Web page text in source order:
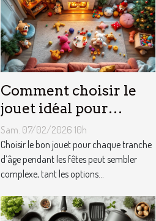
Comment choisir le
jouet idéal pour
chaque âge lors des
fêtes ?
Sam. 07/02/2026 10h
Choisir le bon jouet pour chaque tranche
d’âge pendant les fêtes peut sembler
complexe, tant les options...